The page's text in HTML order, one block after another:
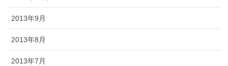
2013年9月
2013年8月
2013年7月